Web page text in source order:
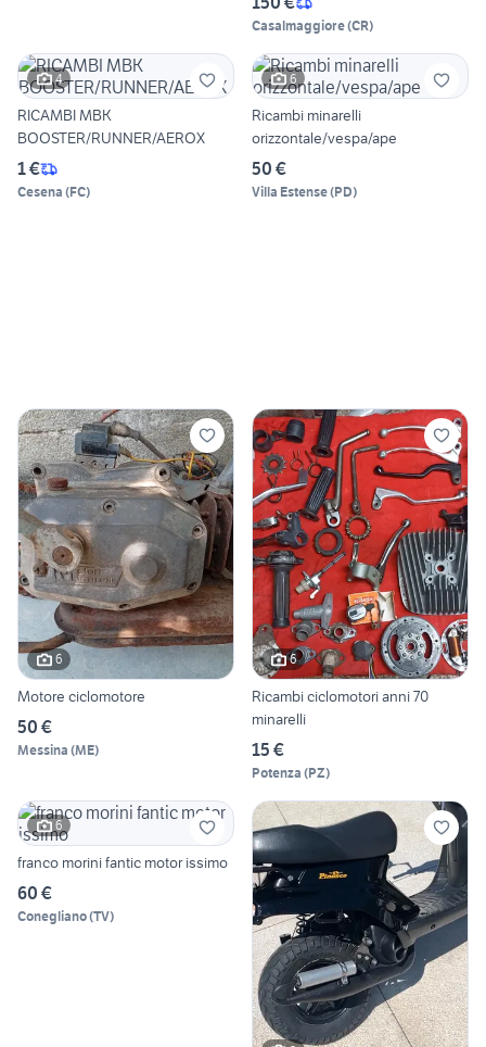
Casalmaggiore(CR)
4
RICAMBI MBK
BOOSTER/RUNNER/AEROX
1 €
Cesena (FC)
6
Ricambi minarelli
orizzontale/vespa/ape
50 €
Villa Estense(PD)
6
Motore ciclomotore
50 €
Messina (ME)
6
Ricambi ciclomotori anni 70
minarelli
15 €
Potenza (PZ)
6
franco morini fantic motor issimo
60 €
Conegliano(TV)